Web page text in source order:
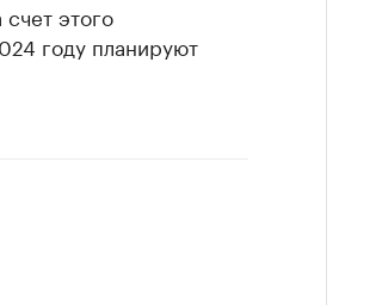
этого
году планируют